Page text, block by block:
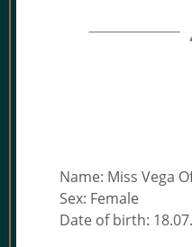
Name: Miss Vega
Sex: Female
Date of birth: